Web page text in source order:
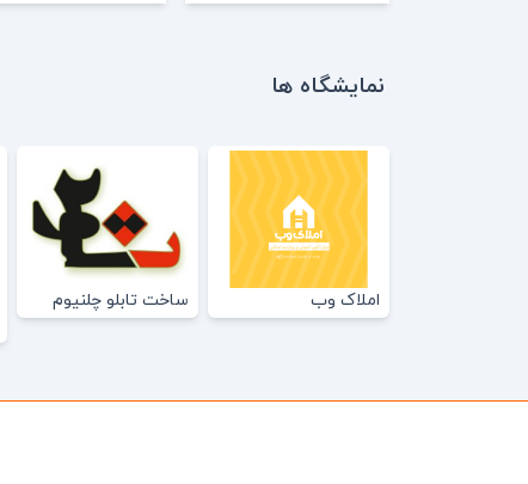
نمایشگاه ها
املاک وب ساخت تابلو چلنیوم